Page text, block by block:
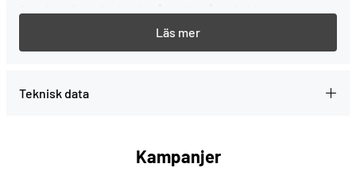
--> Mer information
Teknisk data
Kampanjer